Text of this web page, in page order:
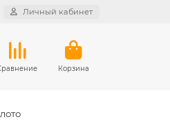
Личный кабинет
Корзина